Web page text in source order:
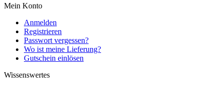
Mein Konto
Anmelden
Registrieren
Passwort vergessen?
Wo ist meine Lieferung?
Gutschein einlösen
Wissenswertes